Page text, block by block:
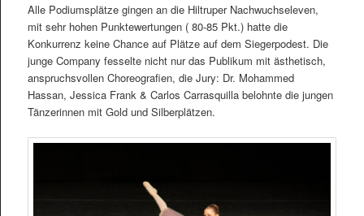
Alle Podiumsplätze gingen an die Hiltruper Nachwuchseleven,
mit sehr hohen Punktewertungen ( 80-85 Pkt.) hatte die
Konkurrenz keine Chance auf Plätze auf dem Siegerpodest. Die
junge Company fesselte nicht nur das Publikum mit ästhetisch,
anspruchsvollen Choreografien, die Jury: Dr. Mohammed
Hassan, Jessica Frank & Carlos Carrasquilla belohnte die jungen
Tänzerinnen mit Gold und Silberplätzen.